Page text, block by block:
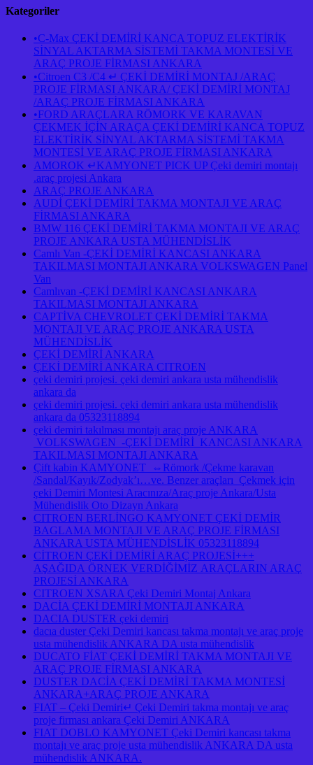
Kategoriler
•C-Max ÇEKİ DEMİRİ KANCA TOPUZ ELEKTİRİK
SİNYAL AKTARMA SİSTEMİ TAKMA MONTESİ VE
ARAÇ PROJE FİRMASI ANKARA
•Citroen C3 /C4 ↵ ÇEKİ DEMİRİ MONTAJ /ARAÇ
PROJE FİRMASI ANKARA/ ÇEKİ DEMİRİ MONTAJ
/ARAÇ PROJE FİRMASI ANKARA
•FORD ARAÇLARA RÖMORK VE KARAVAN
ÇEKMEK İÇİN ARAÇA ÇEKİ DEMİRİ KANCA TOPUZ
ELEKTİRİK SİNYAL AKTARMA SİSTEMİ TAKMA
MONTESİ VE ARAÇ PROJE FİRMASI ANKARA
AMOROK ↵KAMYONET PICK UP Çeki demiri montajı
.araç projesi Ankara
ARAÇ PROJE ANKARA
AUDİ ÇEKİ DEMİRİ TAKMA MONTAJI VE ARAÇ
FİRMASI ANKARA
BMW 116 ÇEKİ DEMİRİ TAKMA MONTAJI VE ARAÇ
PROJE ANKARA USTA MÜHENDİSLİK
Camlı Van -ÇEKİ DEMİRİ KANCASI ANKARA
TAKILMASI MONTAJI ANKARA VOLKSWAGEN Panel
Van
Camlıvan -ÇEKİ DEMİRİ KANCASI ANKARA
TAKILMASI MONTAJI ANKARA
CAPTİVA CHEVROLET ÇEKİ DEMİRİ TAKMA
MONTAJI VE ARAÇ PROJE ANKARA USTA
MÜHENDİSLİK
ÇEKİ DEMİRİ ANKARA
ÇEKİ DEMİRİ ANKARA CITROEN
çeki demiri projesi. çeki demiri ankara usta mühendislik
ankara da
çeki demiri projesi. çeki demiri ankara usta mühendislik
ankara da 05323118894
çeki demiri takılması montajı araç proje ANKARA
VOLKSWAGEN -ÇEKİ DEMİRİ KANCASI ANKARA
TAKILMASI MONTAJI ANKARA
Çift kabin KAMYONET ⇔Römork /Çekme karavan
/Sandal/Kayık/Zodyak’ı…ve. Benzer araçları Çekmek için
çeki Demiri Montesi Aracınıza/Araç proje Ankara/Usta
Mühendislik Oto Dizayn Ankara
CITROEN BERLİNGO KAMYONET ÇEKİ DEMİR
BAGLAMA MONTAJI VE ARAÇ PROJE FİRMASI
ANKARA USTA MÜHENDİSLİK 05323118894
CİTROEN ÇEKİ DEMİRİ ARAÇ PROJESİ+++
AŞAĞIDA ÖRNEK VERDİĞİMİZ ARAÇLARIN ARAÇ
PROJESİ ANKARA
CITROEN XSARA Çeki Demiri Montaj Ankara
DACİA ÇEKİ DEMİRİ MONTAJI ANKARA
DACIA DUSTER çeki demiri
dacıa duster Çeki Demiri kancası takma montajı ve araç proje
usta mühendislik ANKARA DA usta mühendislik
DUCATO FİAT ÇEKİ DEMİRİ TAKMA MONTAJI VE
ARAÇ PROJE FİRMASI ANKARA
DUSTER DACİA ÇEKİ DEMİRİ TAKMA MONTESİ
ANKARA+ARAÇ PROJE ANKARA
FIAT – Çeki Demiri↵ Çeki Demiri takma montajı ve araç
proje firması ankara Çeki Demiri ANKARA
FIAT DOBLO KAMYONET Çeki Demiri kancası takma
montajı ve araç proje usta mühendislik ANKARA DA usta
mühendislik ANKARA.